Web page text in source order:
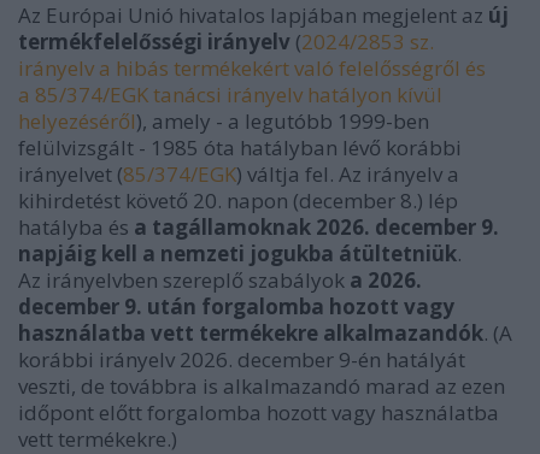
Az Európai Unió hivatalos lapjában megjelent az új
termékfelelősségi irányelv (2024/2853 sz.
irányelv a hibás termékekért való felelősségről és
a 85/374/EGK tanácsi irányelv hatályon kívül
helyezéséről), amely - a legutóbb 1999-ben
felülvizsgált - 1985 óta hatályban lévő korábbi
irányelvet (85/374/EGK) váltja fel. Az irányelv a
kihirdetést követő 20. napon (december 8.) lép
hatályba és a tagállamoknak 2026. december 9.
napjáig kell a nemzeti jogukba átültetniük.
Az irányelvben szereplő szabályok a 2026.
december 9. után forgalomba hozott vagy
használatba vett termékekre alkalmazandók. (A
korábbi irányelv 2026. december 9-én hatályát
veszti, de továbbra is alkalmazandó marad az ezen
időpont előtt forgalomba hozott vagy használatba
vett termékekre.)